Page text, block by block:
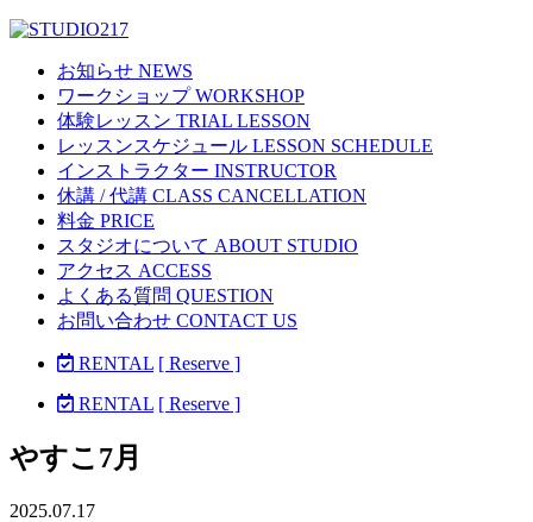
お知らせ NEWS
ワークショップ WORKSHOP
体験レッスン TRIAL LESSON
レッスンスケジュール LESSON SCHEDULE
インストラクター INSTRUCTOR
休講 / 代講 CLASS CANCELLATION
料金 PRICE
スタジオについて ABOUT STUDIO
アクセス ACCESS
よくある質問 QUESTION
お問い合わせ CONTACT US
RENTAL [ Reserve ]
RENTAL [ Reserve ]
やすこ7月
2025.07.17